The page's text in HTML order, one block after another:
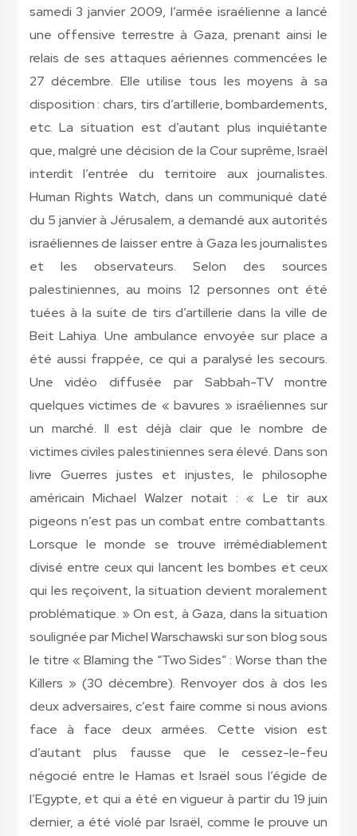
samedi 3 janvier 2009, l’armée israélienne a lancé
une offensive terrestre à Gaza, prenant ainsi le
relais de ses attaques aériennes commencées le
27 décembre. Elle utilise tous les moyens à sa
disposition : chars, tirs d’artillerie, bombardements,
etc. La situation est d’autant plus inquiétante
que, malgré une décision de la Cour suprême, Israël
interdit l’entrée du territoire aux journalistes.
Human Rights Watch, dans un communiqué daté
du 5 janvier à Jérusalem, a demandé aux autorités
israéliennes de laisser entre à Gaza les journalistes
et les observateurs. Selon des sources
palestiniennes, au moins 12 personnes ont été
tuées à la suite de tirs d’artillerie dans la ville de
Beit Lahiya. Une ambulance envoyée sur place a
été aussi frappée, ce qui a paralysé les secours.
Une vidéo diffusée par Sabbah-TV montre
quelques victimes de « bavures » israéliennes sur
un marché. Il est déjà clair que le nombre de
victimes civiles palestiniennes sera élevé. Dans son
livre Guerres justes et injustes, le philosophe
américain Michael Walzer notait : « Le tir aux
pigeons n’est pas un combat entre combattants.
Lorsque le monde se trouve irrémédiablement
divisé entre ceux qui lancent les bombes et ceux
qui les reçoivent, la situation devient moralement
problématique. » On est, à Gaza, dans la situation
soulignée par Michel Warschawski sur son blog sous
le titre « Blaming the “Two Sides” : Worse than the
Killers » (30 décembre). Renvoyer dos à dos les
deux adversaires, c’est faire comme si nous avions
face à face deux armées. Cette vision est
d’autant plus fausse que le cessez-le-feu
négocié entre le Hamas et Israël sous l’égide de
l’Egypte, et qui a été en vigueur à partir du 19 juin
dernier, a été violé par Israël, comme le prouve un